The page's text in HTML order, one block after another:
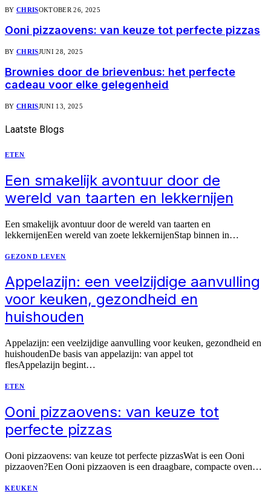
BY CHRISOKTOBER 26, 2025
Ooni pizzaovens: van keuze tot perfecte pizzas
BY CHRISJUNI 28, 2025
Brownies door de brievenbus: het perfecte
cadeau voor elke gelegenheid
BY CHRISJUNI 13, 2025
Laatste Blogs
ETEN
Een smakelijk avontuur door de
wereld van taarten en lekkernijen
Een smakelijk avontuur door de wereld van taarten en
lekkernijenEen wereld van zoete lekkernijenStap binnen in…
GEZOND LEVEN
Appelazijn: een veelzijdige aanvulling
voor keuken, gezondheid en
huishouden
Appelazijn: een veelzijdige aanvulling voor keuken, gezondheid en
huishoudenDe basis van appelazijn: van appel tot
flesAppelazijn begint…
ETEN
Ooni pizzaovens: van keuze tot
perfecte pizzas
Ooni pizzaovens: van keuze tot perfecte pizzasWat is een Ooni
pizzaoven?Een Ooni pizzaoven is een draagbare, compacte oven…
KEUKEN